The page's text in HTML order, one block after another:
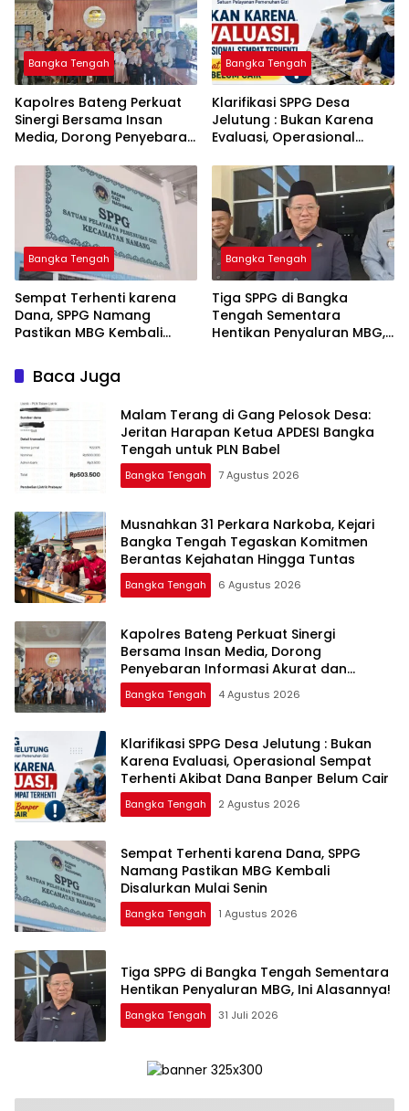
Bangka Tengah
‎Kapolres Bateng Perkuat
Sinergi Bersama Insan
Media, Dorong Penyebaran
Layanan Polri 110
Bangka Tengah
‎Klarifikasi SPPG Desa
Jelutung : Bukan Karena
Evaluasi, Operasional
Dana Banper Belum Cair
Bangka Tengah
‎Sempat Terhenti karena
Dana, SPPG Namang
Pastikan MBG Kembali
Bangka Tengah
‎Tiga SPPG di Bangka
Tengah Sementara
Hentikan Penyaluran MBG,
Baca Juga
Malam Terang di Gang Pelosok Desa:
Jeritan Harapan Ketua APDESI Bangka
Tengah untuk PLN Babel
Bangka Tengah 7 Agustus 2026
Musnahkan 31 Perkara Narkoba, Kejari
Bangka Tengah Tegaskan Komitmen
Berantas Kejahatan Hingga Tuntas
Bangka Tengah 6 Agustus 2026
‎Kapolres Bateng Perkuat Sinergi
Bersama Insan Media, Dorong
Penyebaran Informasi Akurat dan
Layanan Polri 110
Bangka Tengah 4 Agustus 2026
‎Klarifikasi SPPG Desa Jelutung : Bukan
Karena Evaluasi, Operasional Sempat
Terhenti Akibat Dana Banper Belum Cair
Bangka Tengah 2 Agustus 2026
‎Sempat Terhenti karena Dana, SPPG
Namang Pastikan MBG Kembali
Disalurkan Mulai Senin
Bangka Tengah 1 Agustus 2026
‎Tiga SPPG di Bangka Tengah Sementara
Bangka Tengah 31 Juli 2026